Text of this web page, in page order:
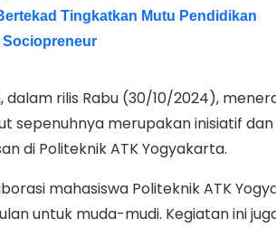
Tingkatkan Mutu Pendidikan
Sociopreneur
dalam rilis Rabu (30/10/2024),
sepenuhnya merupakan inisiatif dan
di Politeknik ATK Yogyakarta.
mahasiswa Politeknik ATK
untuk muda-mudi. Kegiatan ini